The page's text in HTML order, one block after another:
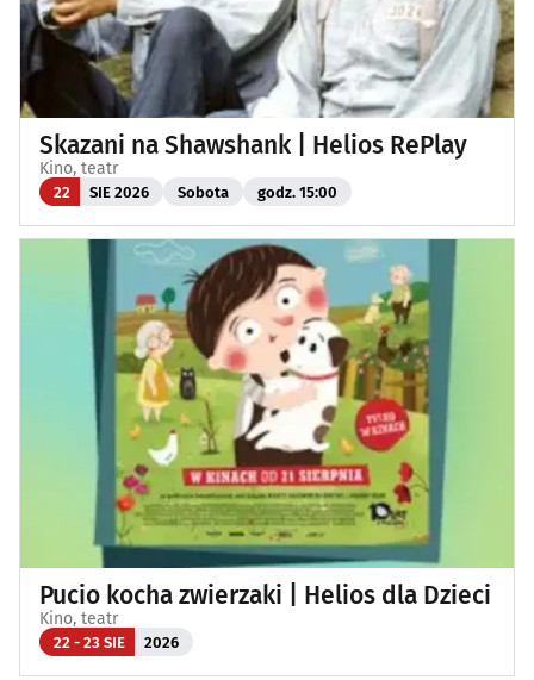
Skazani na Shawshank | Helios RePlay
Kino, teatr
22 SIE 2026 Sobota godz. 15:00
Pucio kocha zwierzaki | Helios dla Dzieci
Kino, teatr
22 - 23 SIE 2026